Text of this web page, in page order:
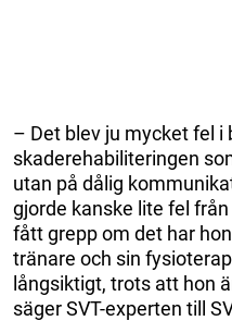
– Det blev ju mycket fel i
skaderehabiliteringen
utan på dålig
gjorde kanske lite fel
fått grepp om det har
tränare och sin
långsiktigt, trots att hon
säger SVT-experten till